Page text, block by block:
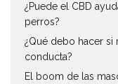
¿Puede el CBD
perros?
¿Qué debo hacer
conducta?
El boom de las